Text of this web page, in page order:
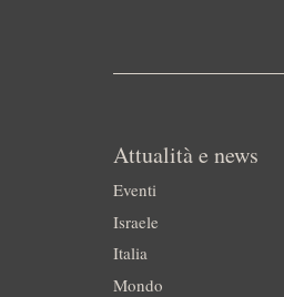
Attualità e news
Eventi
Israele
Italia
Mondo